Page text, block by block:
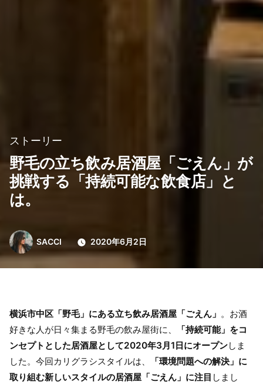
ストーリー
野毛の立ち飲み居酒屋「ごえん」が
挑戦する「持続可能な飲食店」と
は。
稿
者:
SACCI 2020年6月2日
横浜市中区「野毛」にある立ち飲み居酒屋「ごえん」 。お酒
好きな人が日々集まる野毛の飲み屋街に、
「持続可能」をコ
ンセプトとした居酒屋として2020年3月1日にオープンしま
した。今回カリグラシスタイルは、
「環境問題への解決」に
取り組む新しいスタイルの居酒屋「ごえん」に注目 しまし